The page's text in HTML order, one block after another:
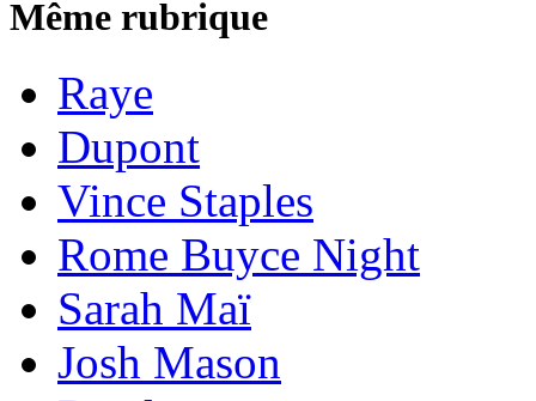
Même rubrique
Raye
Dupont
Vince Staples
Rome Buyce Night
Sarah Maï
Josh Mason